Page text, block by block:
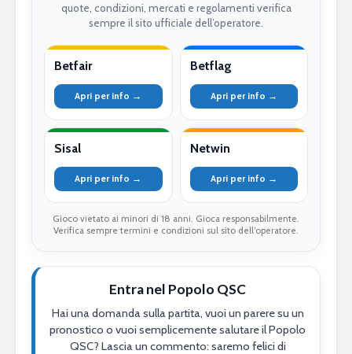
quote, condizioni, mercati e regolamenti verifica
sempre il sito ufficiale dell’operatore.
Betfair
Apri per info →
Betflag
Apri per info →
Sisal
Apri per info →
Netwin
Apri per info →
Gioco vietato ai minori di 18 anni. Gioca responsabilmente.
Verifica sempre termini e condizioni sul sito dell’operatore.
Entra nel Popolo QSC
Hai una domanda sulla partita, vuoi un parere su un
pronostico o vuoi semplicemente salutare il Popolo
QSC? Lascia un commento: saremo felici di